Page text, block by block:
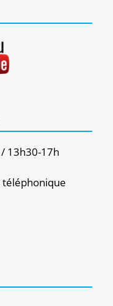
13h30-17h